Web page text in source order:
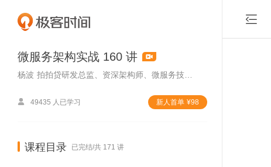
微服务架构实战 160 讲
杨波
 49435 人已学习 新⼈⾸单 ¥98
课程目录 已完结/共 171 讲
